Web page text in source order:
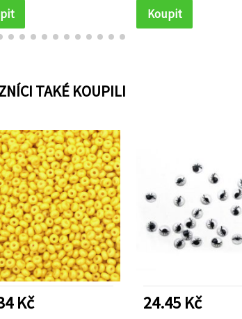
Koupit
TAKÉ KOUPILI
Kč 24.45 Kč